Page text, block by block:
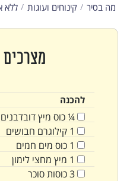
מה בסיר קינוחים ועוגות ללא
להכנה
¼כוס מיץ דובדבנים
1 קילוגרם חבושים
1 כוס מים חמים
1 מיץ מחצי לימון
3כוסותסוכר